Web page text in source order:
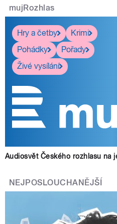
mujRozhlas
Hry a četby
Krimi
Pohádky
Pořady
Živé vysílání
Audiosvět Českého rozhlasu na
NEJPOSLOUCHANĚJŠÍ